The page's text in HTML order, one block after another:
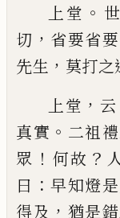
上堂 。
切 ， 省要省要
先生 ， 莫打之
上堂 ， 云
真實 。 二祖
眾 ！ 何故 ？
曰 ：早知燈
得及 ， 猶是